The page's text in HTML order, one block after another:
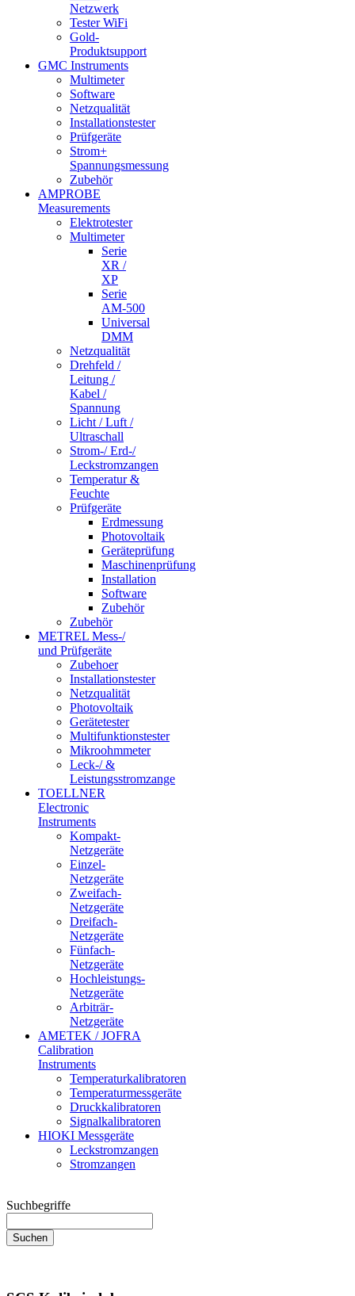
Netzwerk
Tester WiFi
Gold-
Produktsupport
GMC Instruments
Multimeter
Software
Netzqualität
Installationstester
Prüfgeräte
Strom+
Spannungsmessung
Zubehör
AMPROBE
Measurements
Elektrotester
Multimeter
Serie
XR /
XP
Serie
AM-500
Universal
DMM
Netzqualität
Drehfeld /
Leitung /
Kabel /
Spannung
Licht / Luft /
Ultraschall
Strom-/ Erd-/
Leckstromzangen
Temperatur &
Feuchte
Prüfgeräte
Erdmessung
Photovoltaik
Geräteprüfung
Maschinenprüfung
Installation
Software
Zubehör
Zubehör
METREL Mess-/
und Prüfgeräte
Zubehoer
Installationstester
Netzqualität
Photovoltaik
Gerätetester
Multifunktionstester
Mikroohmmeter
Leck-/ &
Leistungsstromzange
TOELLNER
Electronic
Instruments
Kompakt-
Netzgeräte
Einzel-
Netzgeräte
Zweifach-
Netzgeräte
Dreifach-
Netzgeräte
Fünfach-
Netzgeräte
Hochleistungs-
Netzgeräte
Arbiträr-
Netzgeräte
AMETEK / JOFRA
Calibration
Instruments
Temperaturkalibratoren
Temperaturmessgeräte
Druckkalibratoren
Signalkalibratoren
HIOKI Messgeräte
Leckstromzangen
Stromzangen
Suchbegriffe